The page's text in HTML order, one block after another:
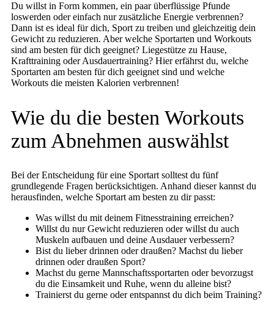
Du willst in Form kommen, ein paar überflüssige Pfunde
loswerden oder einfach nur zusätzliche Energie verbrennen?
Dann ist es ideal für dich, Sport zu treiben und gleichzeitig dein
Gewicht zu reduzieren. Aber welche Sportarten und Workouts
sind am besten für dich geeignet? Liegestütze zu Hause,
Krafttraining oder Ausdauertraining? Hier erfährst du, welche
Sportarten am besten für dich geeignet sind und welche
Workouts die meisten Kalorien verbrennen!
Wie du die besten Workouts
zum Abnehmen auswählst
Bei der Entscheidung für eine Sportart solltest du fünf
grundlegende Fragen berücksichtigen. Anhand dieser kannst du
herausfinden, welche Sportart am besten zu dir passt:
Was willst du mit deinem Fitnesstraining erreichen?
Willst du nur Gewicht reduzieren oder willst du auch
Muskeln aufbauen und deine Ausdauer verbessern?
Bist du lieber drinnen oder draußen? Machst du lieber
drinnen oder draußen Sport?
Machst du gerne Mannschaftssportarten oder bevorzugst
du die Einsamkeit und Ruhe, wenn du alleine bist?
Trainierst du gerne oder entspannst du dich beim Training?